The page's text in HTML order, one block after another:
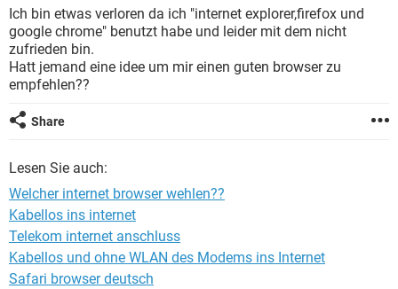
FACEBOOK HARDWARE
WHATSAPP TIKTOK
FACEBOOK HARDWARE
ANDROID IOS
WINDOWS 10
WHATSAPP TIKTOK
Ich bin etwas verloren da ich "internet explorer,firefox und
google chrome" benutzt habe und leider mit dem nicht
zufrieden bin.
Hatt jemand eine idee um mir einen guten browser zu
empfehlen??
Share
Lesen Sie auch:
Welcher internet browser wehlen??
Kabellos ins internet
Telekom internet anschluss
Kabellos und ohne WLAN des Modems ins Internet
Safari browser deutsch